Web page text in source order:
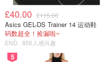
£40.00 £115.00
Asics GEL-DS Trainer 14 运动鞋
码数超全！捡漏啦~
END. 856人感兴趣
5